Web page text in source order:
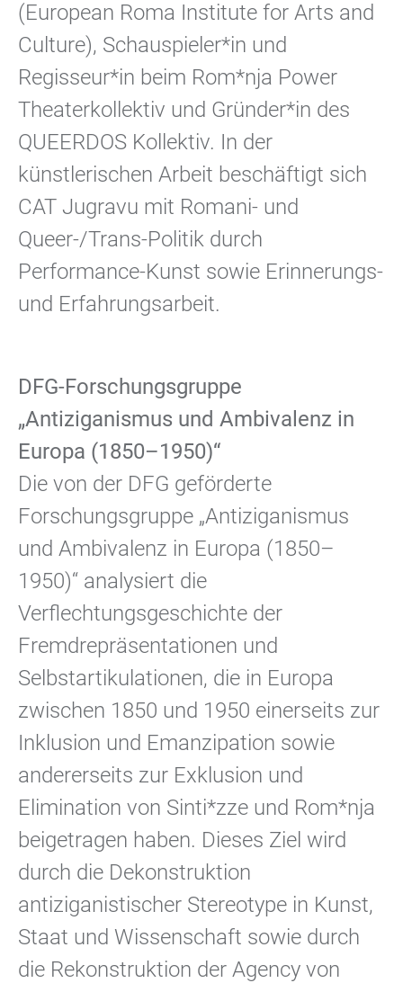
(European Roma Institute for Arts and
Culture), Schauspieler*in und
Regisseur*in beim Rom*nja Power
Theaterkollektiv und Gründer*in des
QUEERDOS Kollektiv. In der
künstlerischen Arbeit beschäftigt sich
CAT Jugravu mit Romani- und
Queer-/Trans-Politik durch
Performance-Kunst sowie Erinnerungs-
und Erfahrungsarbeit.
DFG-Forschungsgruppe
„Antiziganismus und Ambivalenz in
Europa (1850–1950)“
Die von der DFG geförderte
Forschungsgruppe „Antiziganismus
und Ambivalenz in Europa (1850–
1950)“ analysiert die
Verflechtungsgeschichte der
Fremdrepräsentationen und
Selbstartikulationen, die in Europa
zwischen 1850 und 1950 einerseits zur
Inklusion und Emanzipation sowie
andererseits zur Exklusion und
Elimination von Sinti*zze und Rom*nja
beigetragen haben. Dieses Ziel wird
durch die Dekonstruktion
antiziganistischer Stereotype in Kunst,
Staat und Wissenschaft sowie durch
die Rekonstruktion der Agency von